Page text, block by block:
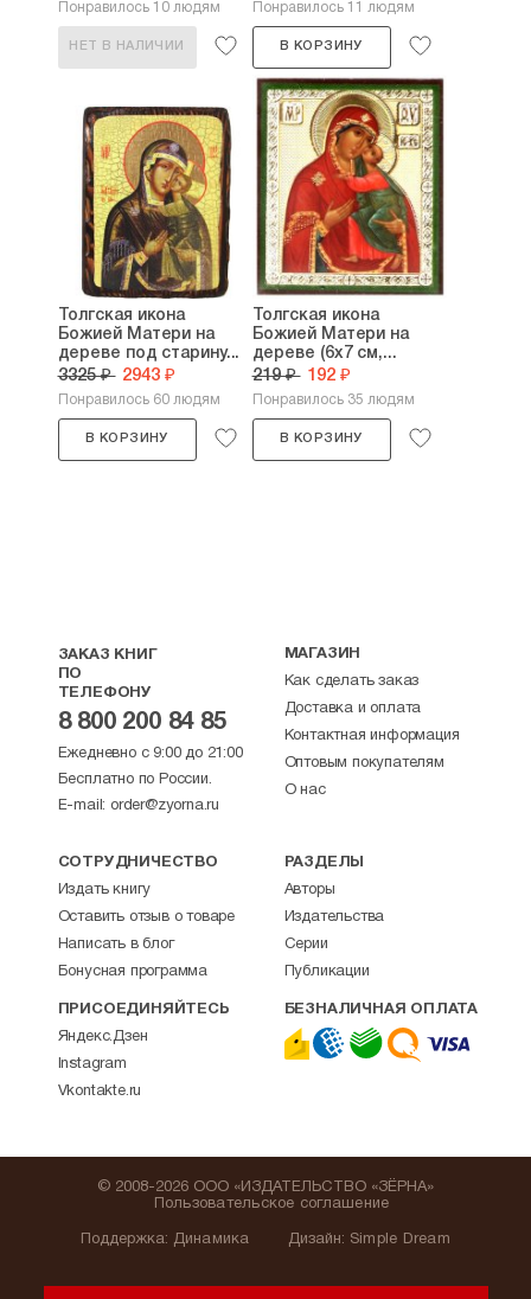
Понравилось 10 людям
НЕТ В НАЛИЧИИ
Понравилось 11 людям
В КОРЗИНУ
Толгская икона
Божией Матери на
дереве под старину...
3325 ₽ 2943 ₽
Понравилось 60 людям
В КОРЗИНУ
Толгская икона
Божией Матери на
дереве (6х7 см,...
219 ₽ 192 ₽
Понравилось 35 людям
В КОРЗИНУ
ЗАКАЗ КНИГ
ПО
ТЕЛЕФОНУ
8 800 200 84 85
Ежедневно с 9:00 до 21:00
Бесплатно по России.
E-mail: order@zyorna.ru
МАГАЗИН
Как сделать заказ
Доставка и оплата
Контактная информация
Оптовым покупателям
О нас
СОТРУДНИЧЕСТВО
Издать книгу
Оставить отзыв о товаре
Написать в блог
Бонусная программа
РАЗДЕЛЫ
Авторы
Издательства
Серии
Публикации
ПРИСОЕДИНЯЙТЕСЬ
Яндекс.Дзен
Instagram
Vkontakte.ru
БЕЗНАЛИЧНАЯ ОПЛАТА
Поддержка: Динамика
© 2008-2026 ООО «ИЗДАТЕЛЬСТВО «ЗЁРНА»
Пользовательское соглашение
Дизайн: Simple Dream